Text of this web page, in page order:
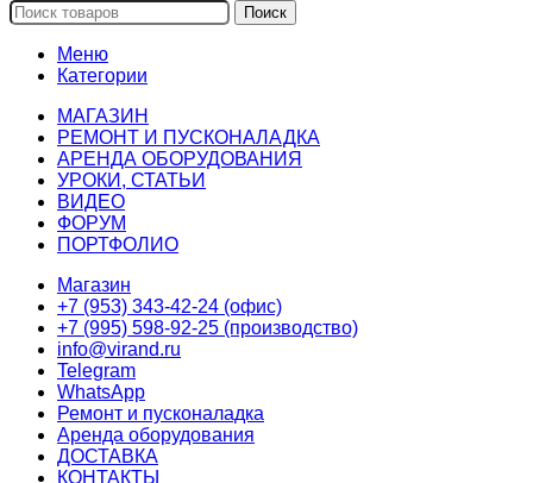
Поиск
Меню
Категории
МАГАЗИН
РЕМОНТ И ПУСКОНАЛАДКА
АРЕНДА ОБОРУДОВАНИЯ
УРОКИ, СТАТЬИ
ВИДЕО
ФОРУМ
ПОРТФОЛИО
Магазин
+7 (953) 343-42-24 (офис)
+7 (995) 598-92-25 (производство)
info@virand.ru
Telegram
WhatsApp
Ремонт и пусконаладка
Аренда оборудования
ДОСТАВКА
КОНТАКТЫ